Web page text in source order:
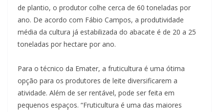
de plantio, o produtor colhe cerca de 60 toneladas por
ano. De acordo com Fábio Campos, a produtividade
média da cultura já estabilizada do abacate é de 20 a 25
toneladas por hectare por ano.
Para o técnico da Emater, a fruticultura é uma ótima
opção para os produtores de leite diversificarem a
atividade. Além de ser rentável, pode ser feita em
pequenos espaços. “Fruticultura é uma das maiores